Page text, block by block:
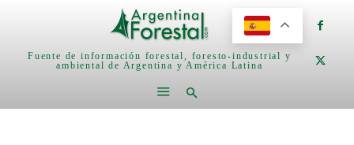
Fuente de información forestal, foresto-industrial y
ambiental de Argentina y América Latina